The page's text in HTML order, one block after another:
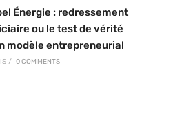
Énergie : redressement
ou le test de vérité
modèle entrepreneurial
/ 0 COMMENTS